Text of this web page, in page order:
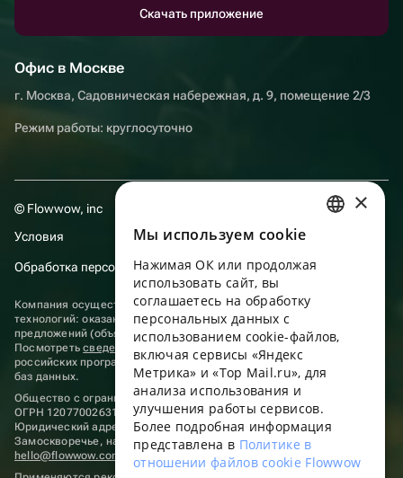
Скачать приложение
Офис в Москве
г. Москва, Садовническая набережная, д. 9, помещение 2/3
Режим работы: круглосуточно
© Flowwow, inc
Условия
Обработка персональных данных
Компания осуществляет деятельность в области информационных
технологий: оказание услуг в сети “Интернет” по размещению
предложений (объявлений) продавцов о реализации товаров.
Посмотретьсведения о программах
, включенных в реестр
российских программ для электронных вычислительных машин и
баз данных.
Общество с ограниченной ответственностью «ФЛАУВАУ»
ОГРН 1207700263198, ИНН 9702020445
Юридический адрес: г. Москва, вн.тер. г. Муниципальный округ
Замоскворечье, наб. Садовническая, д. 9, помещ. 2/3.
hello@flowwow.com
8 800 555-16-15
ENGLISH
UKRAINIAN
PORTUGUESE
FRENCH
×
Мы используем сookie
Нажимая ОК или продолжая
использовать сайт, вы
соглашаетесь на обработку
персональных данных с
использованием cookie-файлов,
включая сервисы «Яндекс
Метрика» и «Top Mail.ru», для
анализа использования и
улучшения работы сервисов.
Более подробная информация
представлена в Политике в
отношении файлов cookie Flowwow